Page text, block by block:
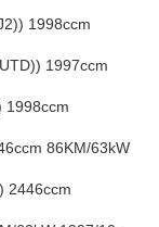
1998ccm
1997ccm
1998ccm
86KM/63kW
2446ccm